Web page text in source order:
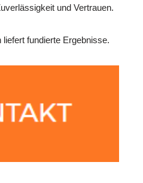
und Vertrauen.
fundierte Ergebnisse.